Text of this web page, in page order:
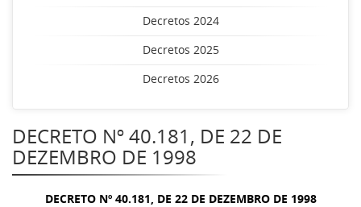
Decretos 2024
Decretos 2025
Decretos 2026
DECRETO Nº 40.181, DE 22 DE
DEZEMBRO DE 1998
DECRETO Nº 40.181, DE 22 DE DEZEMBRO DE 1998